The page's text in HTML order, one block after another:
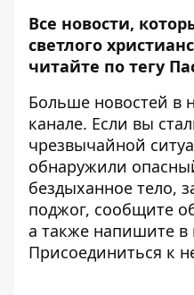
Все новости,
светлого
читайте по тегу
Больше новостей в
канале. Если вы
чрезвычайной
обнаружили
бездыханное тело,
поджог, сообщите
а также напишите в
Присоединиться к